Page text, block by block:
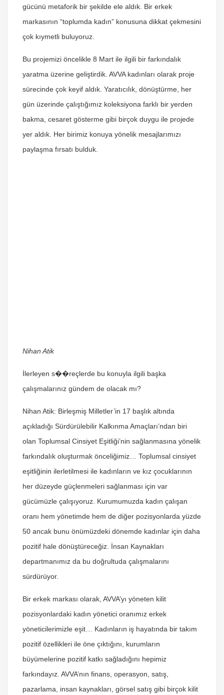
gücünü metaforik bir şekilde ele aldık. Bir erkek
markasının “toplumda kadın” konusuna dikkat çekmesini
çok kıymetli buluyoruz.
Bu projemizi öncelikle 8 Mart ile ilgili bir farkındalık
yaratma üzerine geliştirdik. AVVA kadınları olarak proje
sürecinde çok keyif aldık. Yaratıcılık, dönüştürme, her
gün üzerinde çalıştığımız koleksiyona farklı bir yerden
bakma, cesaret gösterme gibi birçok duygu ile projede
yer aldık. Her birimiz konuya yönelik mesajlarımızı
paylaşma fırsatı bulduk.
Nihan Atik
İlerleyen s��reçlerde bu konuyla ilgili başka
çalışmalarınız gündem de olacak mı?
Nihan Atik: Birleşmiş Milletler’in 17 başlık altında
açıkladığı Sürdürülebilir Kalkınma Amaçları’ndan biri
olan Toplumsal Cinsiyet Eşitliği’nin sağlanmasına yönelik
farkındalık oluşturmak önceliğimiz… Toplumsal cinsiyet
eşitliğinin ilerletilmesi ile kadınların ve kız çocuklarının
her düzeyde güçlenmeleri sağlanması için var
gücümüzle çalışıyoruz. Kurumumuzda kadın çalışan
oranı hem yönetimde hem de diğer pozisyonlarda yüzde
50 ancak bunu önümüzdeki dönemde kadınlar için daha
pozitif hale dönüştüreceğiz. İnsan Kaynakları
departmanımız da bu doğrultuda çalışmalarını
sürdürüyor.
Bir erkek markası olarak, AVVA’yı yöneten kilit
pozisyonlardaki kadın yönetici oranımız erkek
yöneticilerimizle eşit… Kadınların iş hayatında bir takım
pozitif özellikleri ile öne çıktığını, kurumların
büyümelerine pozitif katkı sağladığını hepimiz
farkındayız. AVVA’nın finans, operasyon, satış,
pazarlama, insan kaynakları, görsel satış gibi birçok kilit